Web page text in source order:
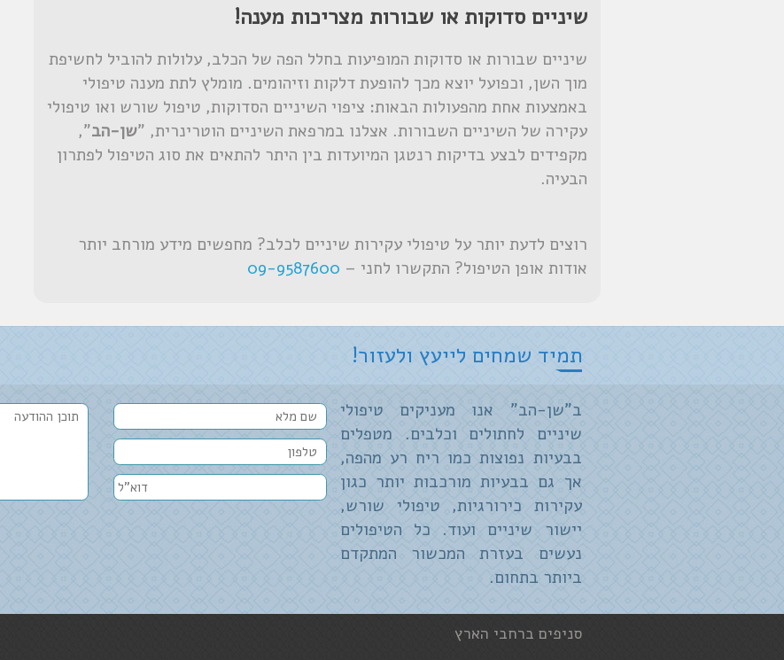
שיניים סדוקות או שבורות מצריכות מענה!
שיניים שבורות או סדוקות המופיעות בחלל הפה של הכלב, עלולות להוביל לחשיפת
מוך השן, וכפועל יוצא מכך להופעת דלקות וזיהומים. מומלץ לתת מענה טיפולי
באמצעות אחת מהפעולות הבאות: ציפוי השיניים הסדוקות, טיפול שורש ואו טיפולי
עקירה של השיניים השבורות. אצלנו במרפאת השיניים הוטרינרית, "שן-הב",
מקפידים לבצע בדיקות רנטגן המיועדות בין היתר להתאים את סוג הטיפול לפתרון
הבעיה.
רוצים לדעת יותר על טיפולי עקירות שיניים לכלב? מחפשים מידע מורחב יותר
אודות אופן הטיפול? התקשרו לחני – 09-9587600
תמיד שמחים לייעץ ולעזור!
ב"שן-הב" אנו מעניקים טיפולי
שיניים לחתולים וכלבים. מטפלים
בבעיות נפוצות כמו ריח רע מהפה,
אך גם בבעיות מורכבות יותר כגון
עקירות כירורגיות, טיפולי שורש,
יישור שיניים ועוד. כל הטיפולים
נעשים בעזרת המכשור המתקדם
ביותר בתחום.
סניפים ברחבי הארץ